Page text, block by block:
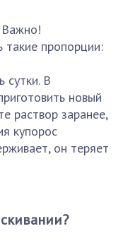
Важно!
такие пропорции:
сутки. В
новый
раствор заранее,
купорос
он теряет